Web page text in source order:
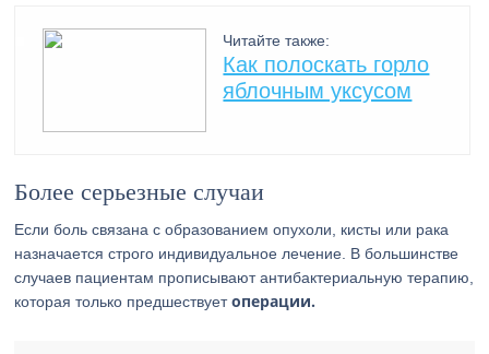
Читайте также:
Как полоскать горло
яблочным уксусом
Более серьезные случаи
Если боль связана с образованием опухоли, кисты или рака
назначается строго индивидуальное лечение. В большинстве
случаев пациентам прописывают антибактериальную терапию,
которая только предшествуетоперации.